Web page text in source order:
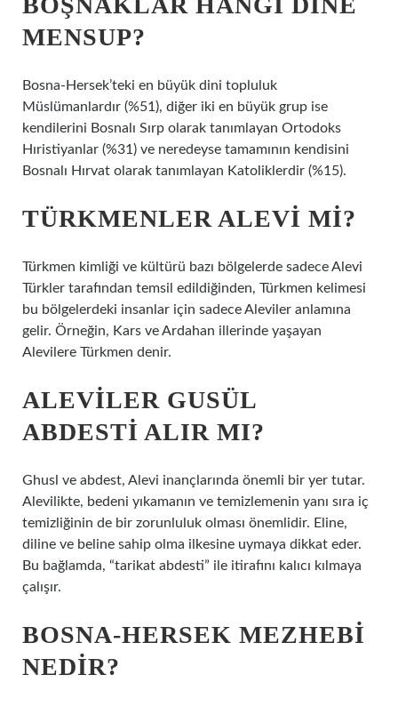
MENSUP?
Bosna-Hersek’teki en büyük dini topluluk
Müslümanlardır (%51), diğer iki en büyük grup ise
kendilerini Bosnalı Sırp olarak tanımlayan Ortodoks
Hıristiyanlar (%31) ve neredeyse tamamının kendisini
Bosnalı Hırvat olarak tanımlayan Katoliklerdir (%15).
TÜRKMENLER ALEVI MI?
Türkmen kimliği ve kültürü bazı bölgelerde sadece Alevi
Türkler tarafından temsil edildiğinden, Türkmen kelimesi
bu bölgelerdeki insanlar için sadece Aleviler anlamına
gelir. Örneğin, Kars ve Ardahan illerinde yaşayan
Alevilere Türkmen denir.
ALEVILER GUSÜL
ABDESTI ALIR MI?
Ghusl ve abdest, Alevi inançlarında önemli bir yer tutar.
Alevilikte, bedeni yıkamanın ve temizlemenin yanı sıra iç
temizliğinin de bir zorunluluk olması önemlidir. Eline,
diline ve beline sahip olma ilkesine uymaya dikkat eder.
Bu bağlamda, “tarikat abdesti” ile itirafını kalıcı kılmaya
çalışır.
BOSNA-HERSEK MEZHEBI
NEDIR?